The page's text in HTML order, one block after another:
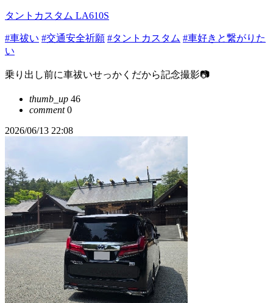
タントカスタム LA610S
#車祓い #交通安全祈願 #タントカスタム #車好きと繋がりた
い
乗り出し前に車祓いせっかくだから記念撮影📷
thumb_up 46
comment0
2026/06/13 22:08